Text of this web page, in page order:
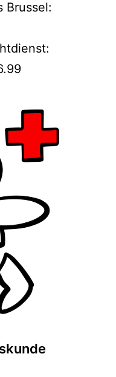
Brussel: